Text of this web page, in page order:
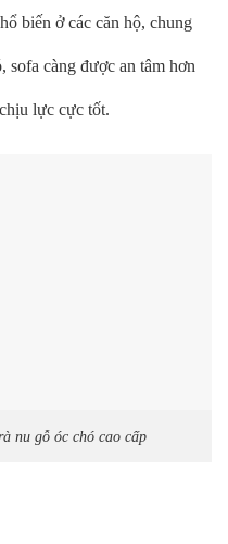
biến ở các căn hộ, chung
càng được an tâm hơn
lực cực tốt.
nu gỗ óc chó cao cấp